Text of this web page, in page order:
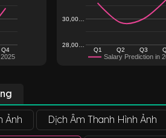
Q4
Salary Prediction in
Q1 Q2 Q3
28,00…
30,00…
Ảnh Dịch Âm Thanh Hình Ảnh